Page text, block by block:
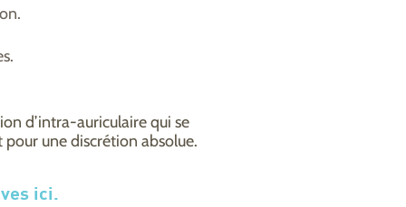
d’intra-auriculaire qui se
une discrétion absolue.
ici.